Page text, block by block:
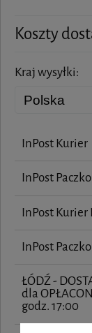
Koszty
Kraj wysyłki:
InPost Kurier
InPost
InPost Kurier
InPost
ŁÓDŹ -
dla
godz. 17:00